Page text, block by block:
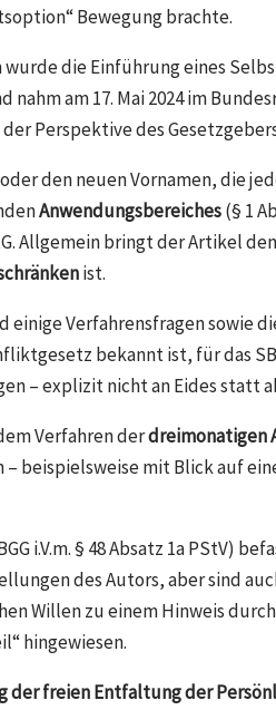
Bewegung brachte.
die Einführung eines
nahm am 17. Mai 2024 im
Perspektive des
den neuen Vornamen, die
Anwendungsbereiches(§ 1
Allgemein bringt der Artikel
ist.
einige Verfahrensfragen
bekannt ist, für das
– explizit nicht an Eides statt
Verfahren derdreimonatigen
beispielsweise mit Blick auf
i.V.m. § 48 Absatz 1a PStV)
des Autors, aber sind
Willen zu einem Hinweis
hingewiesen.
der freien Entfaltung der